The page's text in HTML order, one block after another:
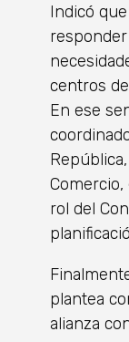
Indicó
centros
En ese
Comercio,
rol del
plantea
alianza